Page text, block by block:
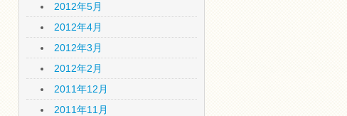
2012年5月
2012年4月
2012年3月
2012年2月
2011年12月
2011年11月